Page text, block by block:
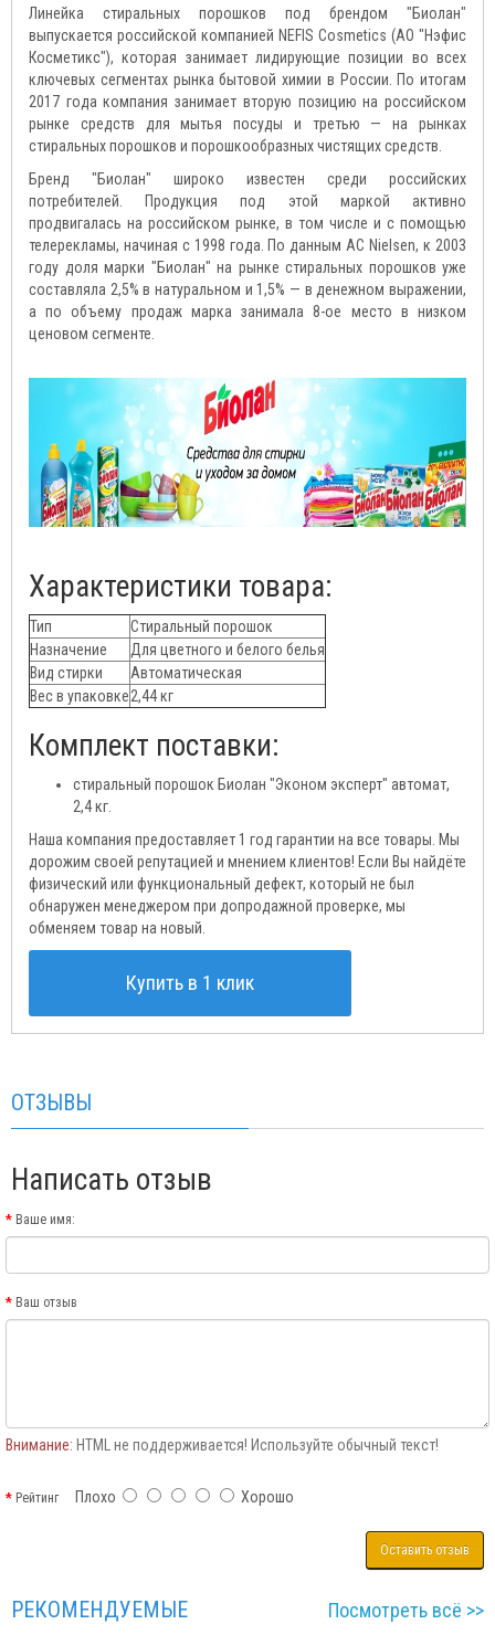
Линейка стиральных порошков под брендом "Биолан"
выпускается российской компанией NEFIS Cosmetics (АО "Нэфис
Косметикс"), которая занимает лидирующие позиции во всех
ключевых сегментах рынка бытовой химии в России. По итогам
2017 года компания занимает вторую позицию на российском
рынке средств для мытья посуды и третью — на рынках
стиральных порошков и порошкообразных чистящих средств.
Бренд "Биолан" широко известен среди российских
потребителей. Продукция под этой маркой активно
продвигалась на российском рынке, в том числе и с помощью
телерекламы, начиная с 1998 года. По данным AC Nielsen, к 2003
году доля марки "Биолан" на рынке стиральных порошков уже
составляла 2,5% в натуральном и 1,5% — в денежном выражении,
а по объему продаж марка занимала 8-ое место в низком
ценовом сегменте.
Характеристики товара:
Тип
Стиральный порошок
Назначение
Для цветного и белого белья
Вид стирки
Автоматическая
Вес в упаковке2,44 кг
Комплект поставки:
стиральный порошок Биолан "Эконом эксперт" автомат,
2,4 кг.
Наша компания предоставляет 1 год гарантии на все товары. Мы
дорожим своей репутацией и мнением клиентов! Если Вы найдёте
физический или функциональный дефект, который не был
обнаружен менеджером при допродажной проверке, мы
обменяем товар на новый.
Купить в 1 клик
ОТЗЫВЫ
Написать отзыв
Ваше имя:
Ваш отзыв
Внимание: HTML не поддерживается! Используйте обычный текст!
РейтингПлохо Хорошо
Оставить отзыв
РЕКОМЕНДУЕМЫЕ Посмотреть всё >>